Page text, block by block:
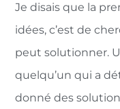
Je disais que la
idées, c’est de
peut solutionner.
quelqu’un qui a
donné des